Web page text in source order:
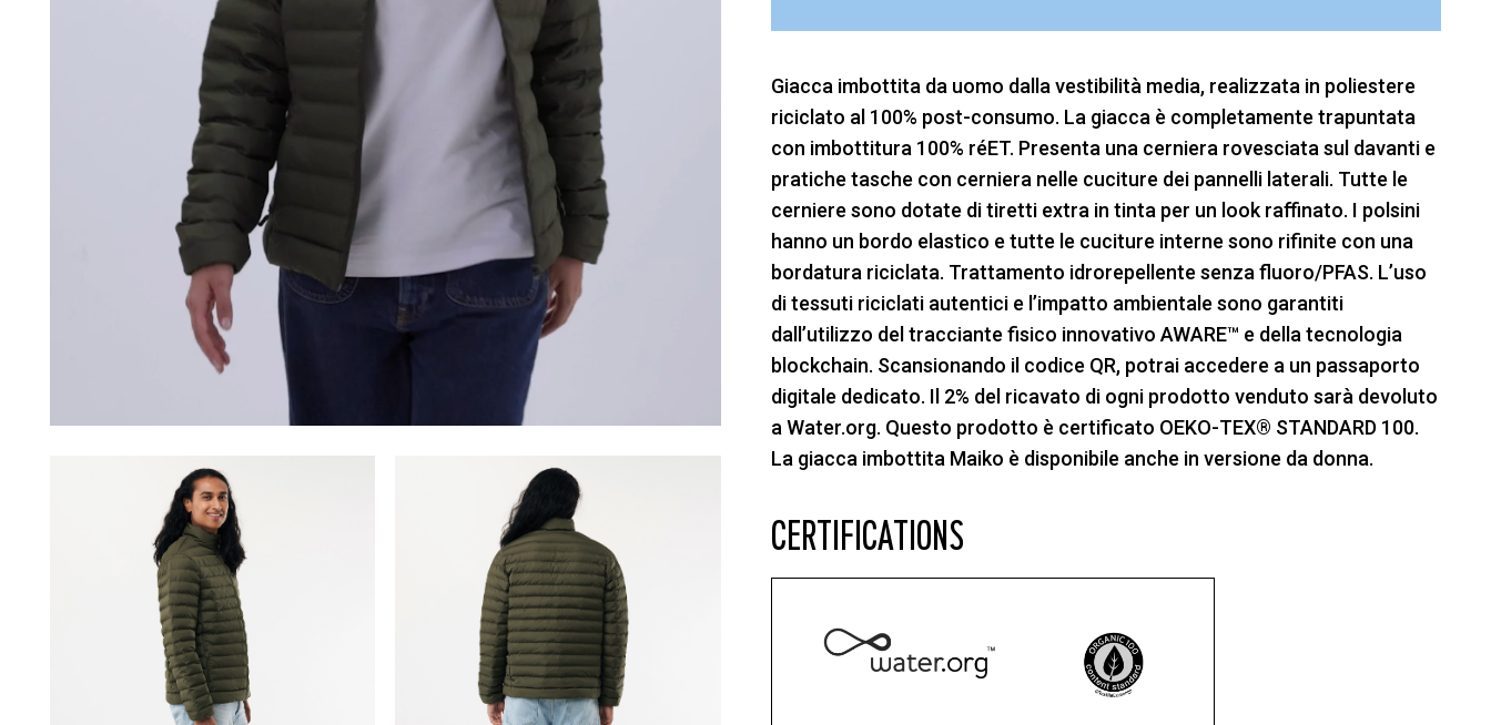
Giacca imbottita da uomo dalla vestibilità media, realizzata in poliestere
riciclato al 100% post-consumo. La giacca è completamente trapuntata
con imbottitura 100% réET. Presenta una cerniera rovesciata sul davanti e
pratiche tasche con cerniera nelle cuciture dei pannelli laterali. Tutte le
cerniere sono dotate di tiretti extra in tinta per un look raffinato. I polsini
hanno un bordo elastico e tutte le cuciture interne sono rifinite con una
bordatura riciclata. Trattamento idrorepellente senza fluoro/PFAS. L’uso
di tessuti riciclati autentici e l’impatto ambientale sono garantiti
dall’utilizzo del tracciante fisico innovativo AWARE™ e della tecnologia
blockchain. Scansionando il codice QR, potrai accedere a un passaporto
digitale dedicato. Il 2% del ricavato di ogni prodotto venduto sarà devoluto
a Water.org. Questo prodotto è certificato OEKO-TEX® STANDARD 100.
La giacca imbottita Maiko è disponibile anche in versione da donna.
CERTIFICATIONS